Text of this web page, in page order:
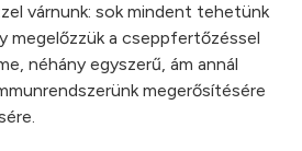
várnunk: sok mindent tehetünk
megelőzzük a cseppfertőzéssel
néhány egyszerű, ám annál
megerősítésére